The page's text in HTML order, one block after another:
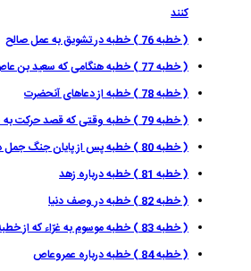
كنند
( خطبه 76 ) خطبه در تشويق به عمل صالح
( خطبه 77 ) خطبه هنگامى كه سعيد بن عاص حق او را بازداشت
( خطبه 78 ) خطبه از دعاهاى آنحضرت
( خطبه 79 ) خطبه وقتى كه قصد حركت به سوى خوارج نمود
( خطبه 80 ) خطبه پس از پايان جنگ جمل در مذمّت زنان
( خطبه 81 ) خطبه درباره زهد
( خطبه 82 ) خطبه در وصف دنيا
( خطبه 83 ) خطبه موسوم به غرّاء كه از خطبه هاى اعجاب انگيز اوست
( خطبه 84 ) خطبه درباره عمروعاص